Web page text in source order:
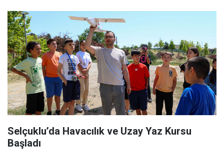
Selçuklu’da Havacılık ve Uzay Yaz Kursu
Başladı